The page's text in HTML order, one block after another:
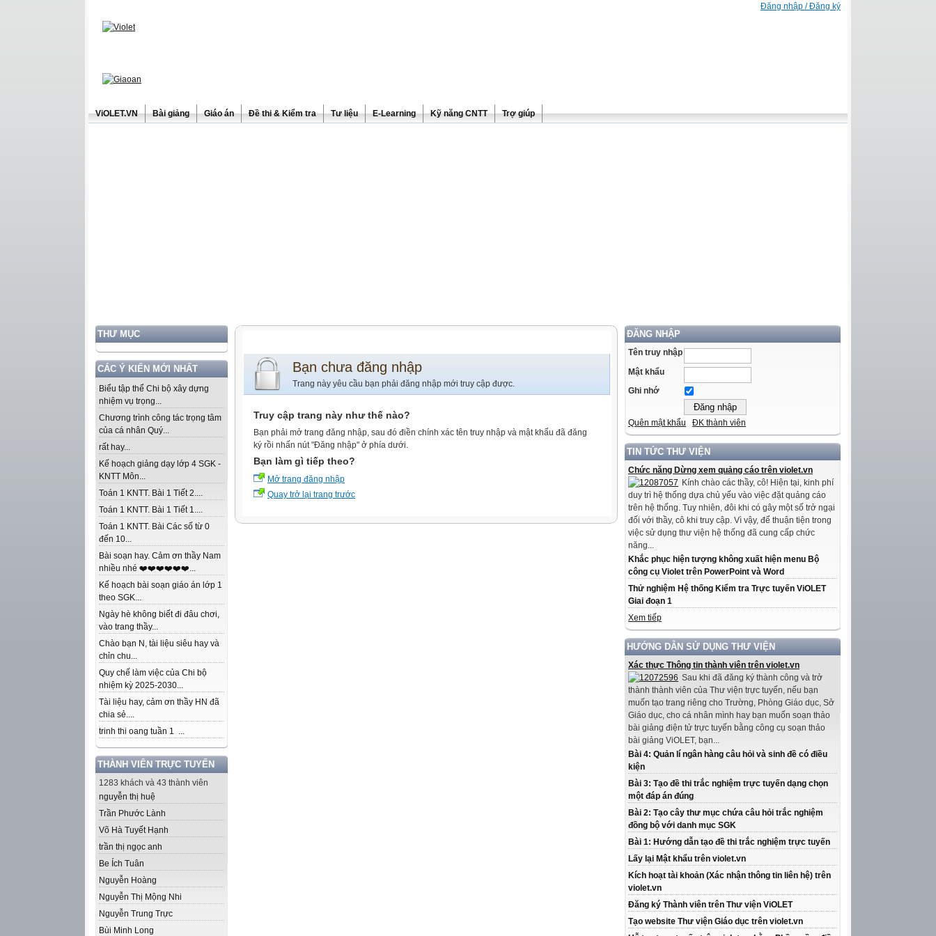
Đăng nhập / Đăng ký
ViOLET.VN Bài giảng Giáo án Đề thi & Kiểm tra Tư liệu E-Learning Kỹ năng CNTT Trợ giúp
THƯ MỤC
CÁC Ý KIẾN MỚI NHẤT
Biểu tập thể Chi bộ xây dựng
nhiệm vụ trọng...
Chương trình công tác trọng tâm
của cá nhân Quý...
rất hay...
Kế hoạch giảng dạy lớp 4 SGK -
KNTT Môn...
Toán 1 KNTT. Bài 1 Tiết 2....
Toán 1 KNTT. Bài 1 Tiết 1....
Toán 1 KNTT. Bài Các số từ 0
đến 10...
Bài soạn hay. Cảm ơn thầy Nam
nhiều nhé ❤️❤️❤️❤️❤️❤️...
Kế hoạch bài soạn giáo án lớp 1
theo SGK...
Ngày hè không biết đi đâu chơi,
vào trang thầy...
Chào bạn N, tài liệu siêu hay và
chỉn chu...
Quy chế làm việc của Chi bộ
nhiệm kỳ 2025-2030...
Tài liệu hay, cảm ơn thầy HN đã
chia sẻ....
trinh thi oang tuần 1 ...
THÀNH VIÊN TRỰC TUYẾN
1283 khách và 43 thành viên
nguyễn thị huệ
Trần Phước Lành
Võ Hà Tuyết Hạnh
trần thị ngọc anh
Be Ích Tuân
Nguyễn Hoàng
Nguyễn Thị Mộng Nhi
Nguyễn Trung Trực
Bùi Minh Long
ĐĂNG NHẬP
Tên truy nhập
Mật khẩu
Ghi nhớ
Quên mật khẩu ĐK thành viên
TIN TỨC THƯ VIỆN
Chức năng Dừng xem quảng cáo trên violet.vn
Kính chào các thầy, cô! Hiện tại, kinh phí
duy trì hệ thống dựa chủ yếu vào việc đặt quảng cáo
trên hệ thống. Tuy nhiên, đôi khi có gây một số trở ngại
đối với thầy, cô khi truy cập. Vì vậy, để thuận tiện trong
việc sử dụng thư viện hệ thống đã cung cấp chức
năng...
Khắc phục hiện tượng không xuất hiện menu Bộ
công cụ Violet trên PowerPoint và Word
Thử nghiệm Hệ thống Kiểm tra Trực tuyến ViOLET
Giai đoạn 1
Xem tiếp
HƯỚNG DẪN SỬ DỤNG THƯ VIỆN
Xác thực Thông tin thành viên trên violet.vn
Sau khi đã đăng ký thành công và trở
thành thành viên của Thư viện trực tuyến, nếu bạn
muốn tạo trang riêng cho Trường, Phòng Giáo dục, Sở
Giáo dục, cho cá nhân mình hay bạn muốn soạn thảo
bài giảng điện tử trực tuyến bằng công cụ soạn thảo
bài giảng ViOLET, bạn...
Bài 4: Quản lí ngân hàng câu hỏi và sinh đề có điều
kiện
Bài 3: Tạo đề thi trắc nghiệm trực tuyến dạng chọn
một đáp án đúng
Bài 2: Tạo cây thư mục chứa câu hỏi trắc nghiệm
đồng bộ với danh mục SGK
Bài 1: Hướng dẫn tạo đề thi trắc nghiệm trực tuyến
Lấy lại Mật khẩu trên violet.vn
Kích hoạt tài khoản (Xác nhận thông tin liên hệ) trên
violet.vn
Đăng ký Thành viên trên Thư viện ViOLET
Tạo website Thư viện Giáo dục trên violet.vn
Bạn chưa đăng nhập
Trang này yêu cầu bạn phải đăng nhập mới truy cập được.
Truy cập trang này như thế nào?
Bạn phải mở trang đăng nhập, sau đó điền chính xác tên truy nhập và mật khẩu đã đăng
ký rồi nhấn nút "Đăng nhập" ở phía dưới.
Bạn làm gì tiếp theo?
Mở trang đăng nhập
Quay trở lại trang trước